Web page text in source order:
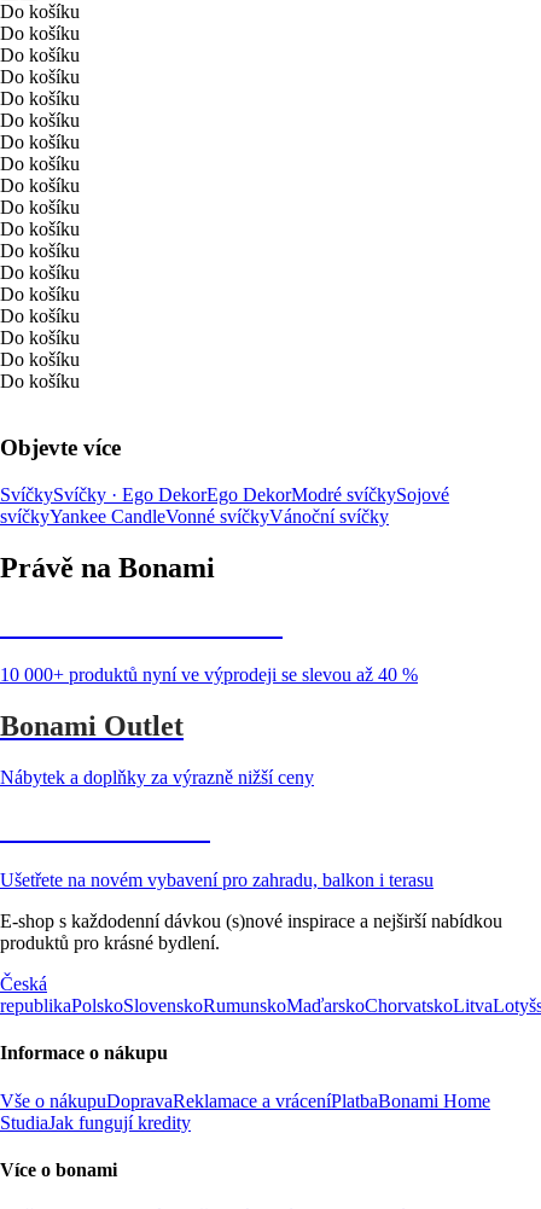
Do košíku
Do košíku
Do košíku
Do košíku
Do košíku
Do košíku
Do košíku
Do košíku
Do košíku
Do košíku
Do košíku
Do košíku
Do košíku
Do košíku
Do košíku
Do košíku
Do košíku
Do košíku
Objevte více
SvíčkySvíčky · Ego DekorEgo DekorModré svíčkySojové
svíčkyYankee CandleVonné svíčkyVánoční svíčky
Právě na Bonami
10 000+ produktů nyní ve výprodeji se slevou až 40 %
Bonami Outlet
Nábytek a doplňky za výrazně nižší ceny
Ušetřete na novém vybavení pro zahradu, balkon i terasu
E-shop s každodenní dávkou (s)nové inspirace a nejširší nabídkou
produktů pro krásné bydlení.
Česká
republikaPolskoSlovenskoRumunskoMaďarskoChorvatskoLitva
Informace o nákupu
Vše o nákupuDopravaReklamace a vráceníPlatbaBonami Home
StudiaJak fungují kredity
Více o bonami